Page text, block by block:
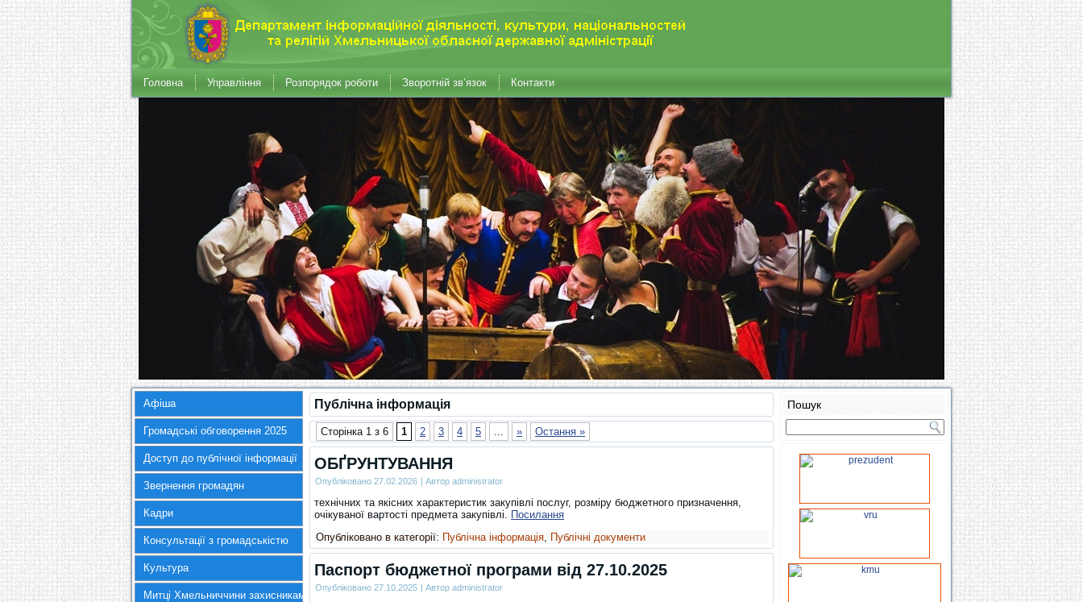
Головна Управління Розпорядок роботи Зворотній зв’язок Контакти
Афіша
Громадські обговорення 2025
Доступ до публічної інформації
Звернення громадян
Кадри
Консультації з громадськістю
Культура
Митці Хмельниччини захисникам України
Публічна інформація
Сторінка 1 з 6 1 2 3 4 5 ... » Остання »
ОБҐРУНТУВАННЯ
Опубліковано 27.02.2026 | Автор administrator
технічних та якісних характеристик закупівлі послуг, розміру бюджетного призначення,
очікуваної вартості предмета закупівлі. Посилання
Опубліковано в категорії: Публічна інформація, Публічні документи
Паспорт бюджетної програми від 27.10.2025
Опубліковано 27.10.2025 | Автор administrator
Пошук